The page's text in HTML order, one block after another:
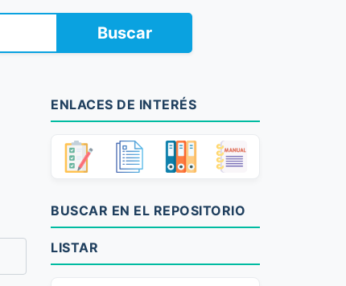
Buscar
ENLACES DE INTERÉS
BUSCAR EN EL REPOSITORIO
LISTAR